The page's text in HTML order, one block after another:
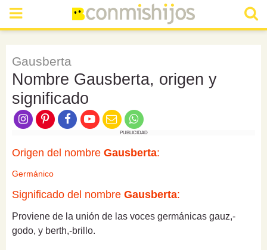
Gausberta
Nombre Gausberta, origen y
significado
PUBLICIDAD
Origen del nombre Gausberta:
Germánico
Significado del nombre Gausberta:
Proviene de la unión de las voces germánicas gauz,-
godo, y berth,-brillo.